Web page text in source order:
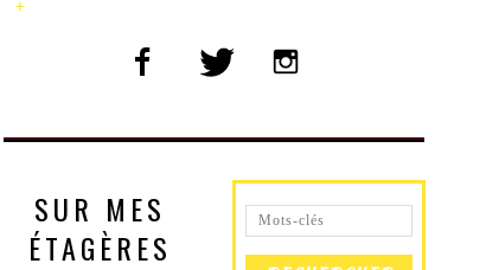
SUR MES
ÉTAGÈRES